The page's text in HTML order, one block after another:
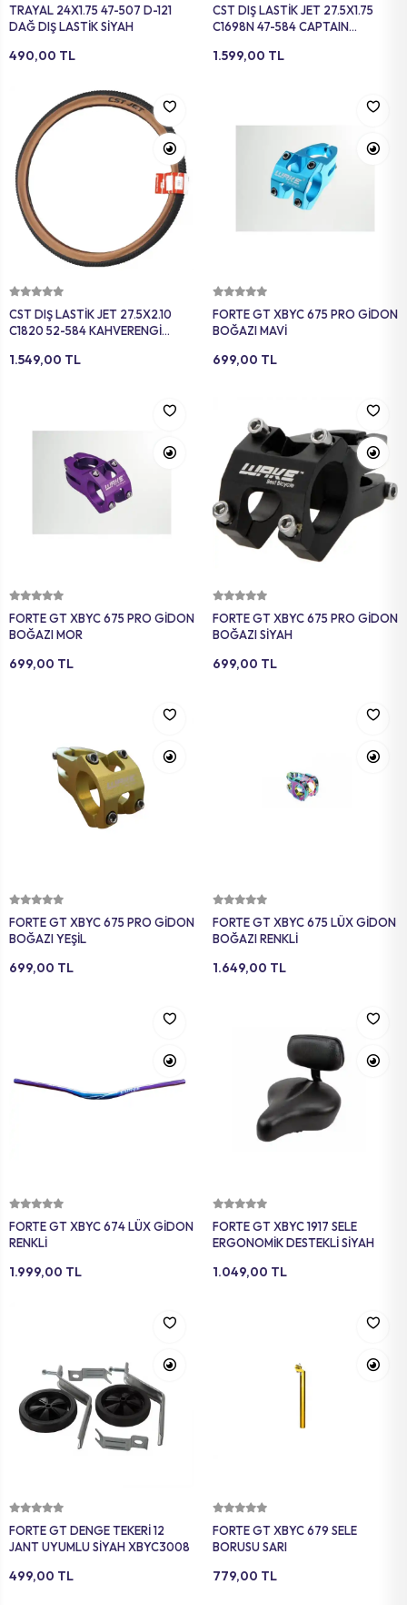
TRAYAL 24X1.75 47-507 D-121
DAĞ DIŞ LASTİK SİYAH
490,00 TL
CST DIŞ LASTİK JET 27.5X1.75
C1698N 47-584 CAPTAIN
1.599,00 TL
CST DIŞ LASTİK JET 27.5X2.10
C1820 52-584 KAHVERENGİ
1.549,00 TL
FORTE GT XBYC 675 PRO GİDON
BOĞAZI MAVİ
699,00 TL
FORTE GT XBYC 675 PRO GİDON
BOĞAZI MOR
699,00 TL
FORTE GT XBYC 675 PRO GİDON
BOĞAZI SİYAH
699,00 TL
FORTE GT XBYC 675 PRO GİDON
BOĞAZI YEŞİL
699,00 TL
FORTE GT XBYC 675 LÜX GİDON
BOĞAZI RENKLİ
1.649,00 TL
FORTE GT XBYC 674 LÜX GİDON
RENKLİ
1.999,00 TL
FORTE GT XBYC 1917 SELE
ERGONOMİK DESTEKLİ SİYAH
1.049,00 TL
FORTE GT DENGE TEKERİ 12
JANT UYUMLU SİYAH XBYC3008
499,00 TL
FORTE GT XBYC 679 SELE
BORUSU SARI
779,00 TL